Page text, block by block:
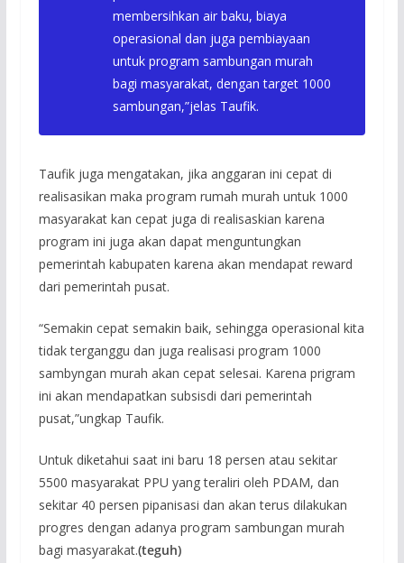
membersihkan air baku, biaya
operasional dan juga pembiayaan
untuk program sambungan murah
bagi masyarakat, dengan target 1000
sambungan,”jelas Taufik.
Taufik juga mengatakan, jika anggaran ini cepat di
realisasikan maka program rumah murah untuk 1000
masyarakat kan cepat juga di realisaskian karena
program ini juga akan dapat menguntungkan
pemerintah kabupaten karena akan mendapat reward
dari pemerintah pusat.
“Semakin cepat semakin baik, sehingga operasional kita
tidak terganggu dan juga realisasi program 1000
sambyngan murah akan cepat selesai. Karena prigram
ini akan mendapatkan subsisdi dari pemerintah
pusat,”ungkap Taufik.
Untuk diketahui saat ini baru 18 persen atau sekitar
5500 masyarakat PPU yang teraliri oleh PDAM, dan
sekitar 40 persen pipanisasi dan akan terus dilakukan
progres dengan adanya program sambungan murah
bagi masyarakat.(teguh)